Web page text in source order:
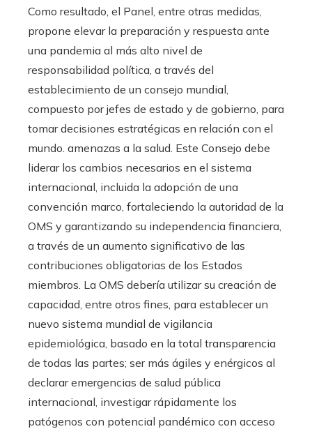
Como resultado, el Panel, entre otras medidas,
propone elevar la preparación y respuesta ante
una pandemia al más alto nivel de
responsabilidad política, a través del
establecimiento de un consejo mundial,
compuesto por jefes de estado y de gobierno, para
tomar decisiones estratégicas en relación con el
mundo. amenazas a la salud. Este Consejo debe
liderar los cambios necesarios en el sistema
internacional, incluida la adopción de una
convención marco, fortaleciendo la autoridad de la
OMS y garantizando su independencia financiera,
a través de un aumento significativo de las
contribuciones obligatorias de los Estados
miembros. La OMS debería utilizar su creación de
capacidad, entre otros fines, para establecer un
nuevo sistema mundial de vigilancia
epidemiológica, basado en la total transparencia
de todas las partes; ser más ágiles y enérgicos al
declarar emergencias de salud pública
internacional, investigar rápidamente los
patógenos con potencial pandémico con acceso